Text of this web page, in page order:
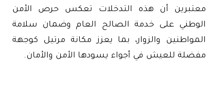
معتبرين أن هذه التدخلات تعكس حرص الأمن
الوطني على خدمة الصالح العام وضمان سلامة
المواطنين والزوار، بما يعزز مكانة مرتيل كوجهة
مفضلة للعيش في أجواء يسودها الأمن والأمان.